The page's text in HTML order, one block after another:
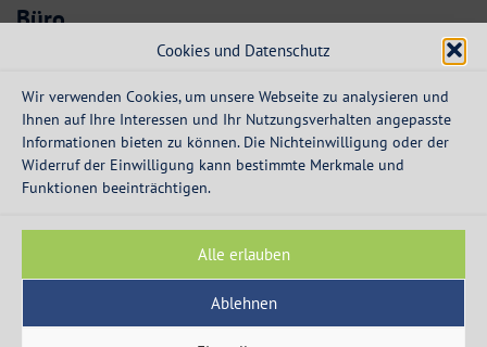
Cookies und Datenschutz
Wir verwenden Cookies, um unsere Webseite zu analysieren und
Ihnen auf Ihre Interessen und Ihr Nutzungsverhalten angepasste
Informationen bieten zu können. Die Nichteinwilligung oder der
Widerruf der Einwilligung kann bestimmte Merkmale und
Funktionen beeinträchtigen.
Alle erlauben
Ablehnen
Büro
Dorf 55a
info@expresskredit.at
MO-DO:
08:30 – 12:30 Uhr
13:30 – 16:00 Uhr